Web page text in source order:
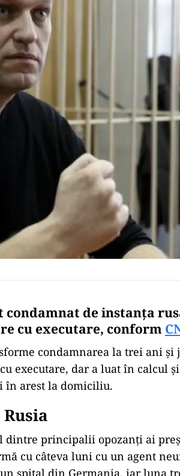
de instanța
cu executare, conform
condamnarea la trei ani și
executare, dar a luat în calcul
în arest la domiciliu.
dintre principalii opozanți ai
cu câteva luni cu un agent
spital din Germania, iar luna